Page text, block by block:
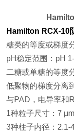
Hamilton RCX-10
糖类的等度或梯度
pH稳定范围：pH
二糖或单糖的等度
低聚物的梯度分离
与PAD，电导率和
1种粒子尺寸：7 μm
3种柱子内径：2.1-